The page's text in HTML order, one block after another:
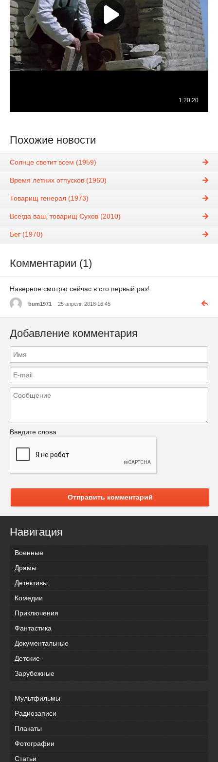
Похожие новости
Солнце светит всем (1959)
Время летних отпусков (1960)
Товарищ генерал (1973)
Всегда ваш, товарищ Сухов (2010)
Бег (1970)
Комментарии (1)
Наверное смотрю сейчас в сто первый раз!
bum1971 25 апреля 2018 16:45
Добавление комментария
Введите слова
Отправить комментарий
Навигация
Военные
Драмы
Детективы
Комедии
Приключения
Фантастика
Документальные
Детские
Зарубежные
Мультфильмы
Радиозаписи
Плакаты
Фотографии
Статьи